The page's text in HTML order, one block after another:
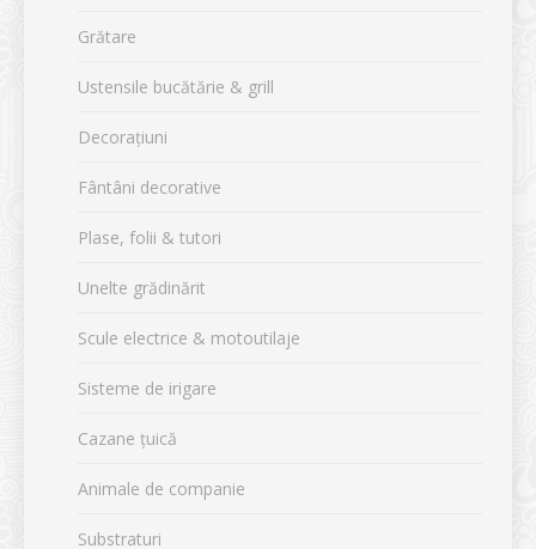
Grătare
Ustensile bucătărie & grill
Decorațiuni
Fântâni decorative
Plase, folii & tutori
Unelte grădinărit
Scule electrice & motoutilaje
Sisteme de irigare
Cazane țuică
Animale de companie
Substraturi